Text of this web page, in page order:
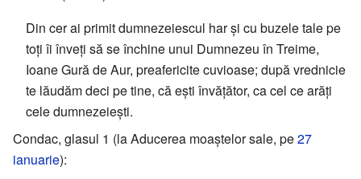
Din cer ai primit dumnezeiescul har și cu buzele tale pe
toți îi înveți să se închine unui Dumnezeu în Treime,
Ioane Gură de Aur, preafericite cuvioase; după vrednicie
te lăudăm deci pe tine, că ești învățător, ca cel ce arăți
cele dumnezeiești.
Condac, glasul 1 (la Aducerea moaștelor sale, pe27
ianuarie):